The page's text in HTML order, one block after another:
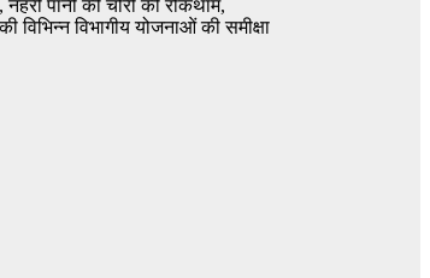
पानी की चोरी की रोकथाम,
विभागीय योजनाओं की समीक्षा